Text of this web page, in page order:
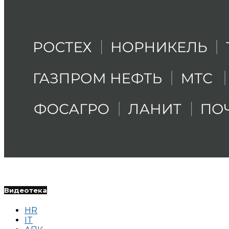
Видеотека
HR
IT